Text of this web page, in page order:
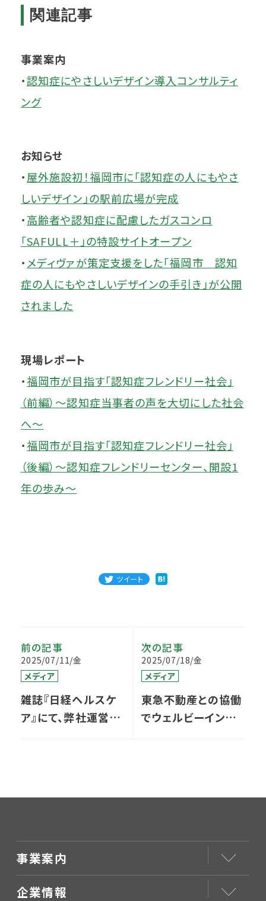
関連記事
事業案内
・認知症にやさしいデザイン導入コンサルティ
ング
お知らせ
・屋外施設初！福岡市に「認知症の人にもやさ
しいデザイン」の駅前広場が完成
・高齢者や認知症に配慮したガスコンロ
「SAFULL＋」の特設サイトオープン
・メディヴァが策定支援をした「福岡市 認知
症の人にもやさしいデザインの手引き」が公開
されました
現場レポート
・福岡市が目指す「認知症フレンドリー社会」
（前編）～認知症当事者の声を大切にした社会
へ～
・福岡市が目指す「認知症フレンドリー社会」
（後編）～認知症フレンドリーセンター、開設1
年の歩み～
ツイート
前の記事
2025/07/11/金
メディア
雑誌『日経ヘルスケ
ア』にて、弊社運営支
次の記事
2025/07/18/金
メディア
東急不動産との協働
でウェルビーイング
事業案内
企業情報